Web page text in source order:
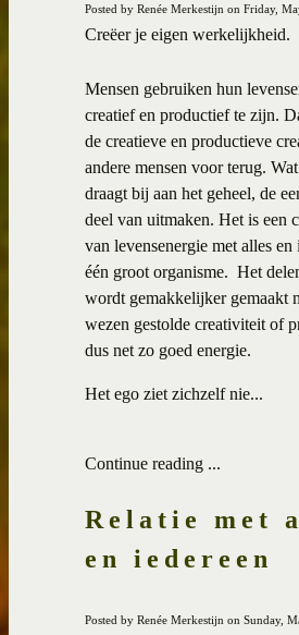
Posted by Renée Merkestijn on Friday,
Creëer je eigen werkelijkheid.
Mensen gebruiken hun
creatief en productief te zijn.
de creatieve en productieve
andere mensen voor terug.
draagt bij aan het geheel, de
deel van uitmaken. Het is een
van levensenergie met alles en
één groot organisme. Het
wordt gemakkelijker gemaakt
wezen gestolde creativiteit of
dus net zo goed energie.
Het ego ziet zichzelf nie...
Continue reading ...
Relatie met
en iedereen
Posted by Renée Merkestijn on Sunday,